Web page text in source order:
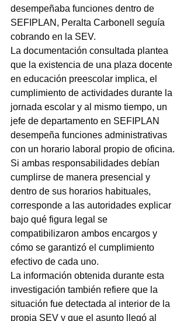
desempeñaba funciones dentro de
SEFIPLAN, Peralta Carbonell seguía
cobrando en la SEV.
La documentación consultada plantea
que la existencia de una plaza docente
en educación preescolar implica, el
cumplimiento de actividades durante la
jornada escolar y al mismo tiempo, un
jefe de departamento en SEFIPLAN
desempeña funciones administrativas
con un horario laboral propio de oficina.
Si ambas responsabilidades debían
cumplirse de manera presencial y
dentro de sus horarios habituales,
corresponde a las autoridades explicar
bajo qué figura legal se
compatibilizaron ambos encargos y
cómo se garantizó el cumplimiento
efectivo de cada uno.
La información obtenida durante esta
investigación también refiere que la
situación fue detectada al interior de la
propia SEV y que el asunto llegó al